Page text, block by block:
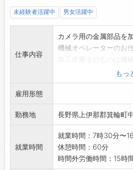
未経験者活躍中 男女活躍中
仕事内容
カメラ用の金属部品を
機械オペレーターのお
難しい作業はありませ
1.部品を取り付ける
3.機械が加工する
4.機械の扉を開ける
5.加工された部品の外
立ち仕事
業務の変更範囲:変更なし
もっ
雇用形態
勤務地 長野県上伊那郡箕輪町
就業時間
就業時間：7時30分〜
休憩時間：60分
時間外労働時間：15時